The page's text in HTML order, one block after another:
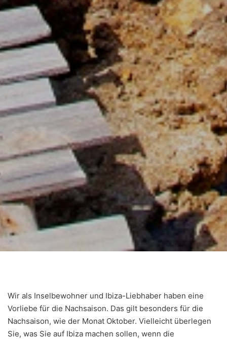
Wir als Inselbewohner und Ibiza-Liebhaber haben eine
Vorliebe für die Nachsaison. Das gilt besonders für die
Nachsaison, wie der Monat Oktober. Vielleicht überlegen
Sie, was Sie auf Ibiza machen sollen, wenn die